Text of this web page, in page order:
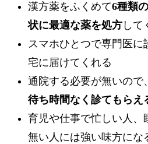
漢方薬をふくめて6種類
状に最適な薬を処方 して
スマホひとつで専門医に
宅に届けてくれる
通院する必要が無いので、
待ち時間なく診てもらえ
育児や仕事で忙しい人、
無い人には強い味方にな